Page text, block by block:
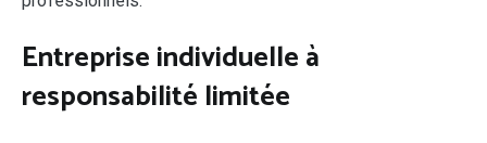
Entreprise individuelle à
responsabilité limitée